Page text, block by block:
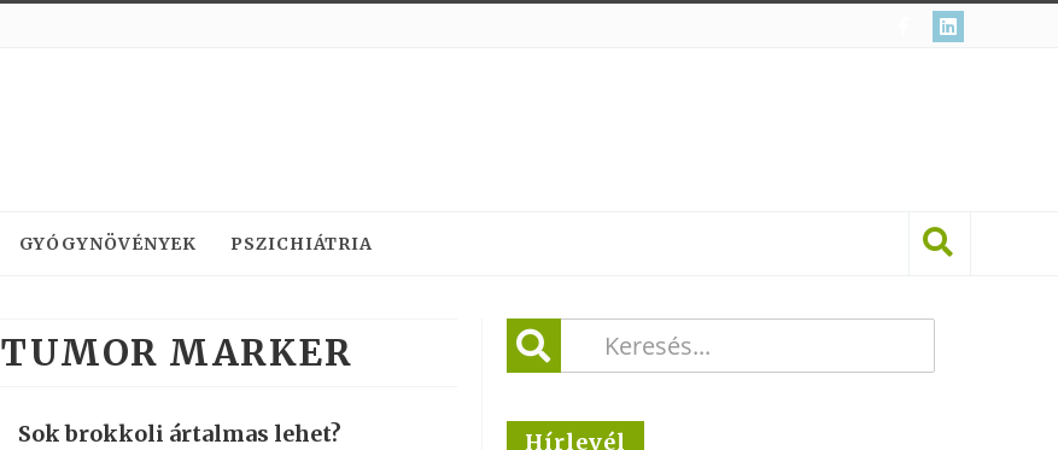
GYÓGYNÖVÉNYEK PSZICHIÁTRIA
TUMOR MARKER
Sok brokkoli ártalmas lehet? Hírlevél